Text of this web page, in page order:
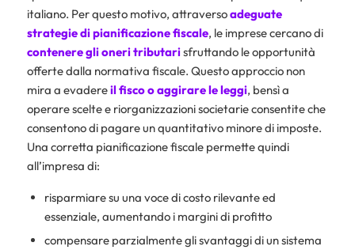
italiano. Per questo motivo, attraversoadeguate
strategie di pianificazione fiscale, le imprese cercano di
contenere gli oneri tributarisfruttando le opportunità
offerte dalla normativa fiscale. Questo approccio non
mira a evadereil fisco o aggirare le leggi, bensì a
operare scelte e riorganizzazioni societarie consentite che
consentono di pagare un quantitativo minore di imposte.
Una corretta pianificazione fiscale permette quindi
all’impresa di:
risparmiare su una voce di costo rilevante ed
essenziale, aumentando i margini di profitto
compensare parzialmente gli svantaggi di un sistema